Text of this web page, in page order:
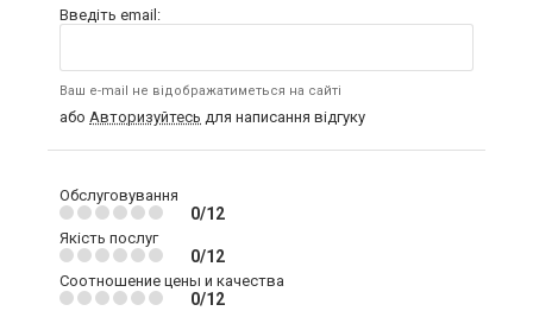
Введіть email:
Ваш e-mail не відображатиметься на сайті
або Авторизуйтесь для написання відгуку
Обслуговування
0/12
Якість послуг
0/12
Соотношение цены и качества
0/12